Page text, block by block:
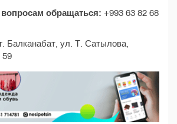
обращаться: +993 63 82 68
Балканабат, ул. Т. Сатылова,
59